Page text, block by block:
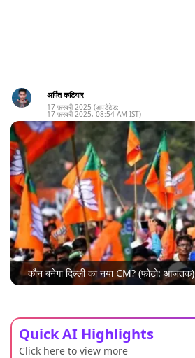
अर्पित कटियार
17 फ़रवरी 2025 (अपडेटेड:
17 फ़रवरी 2025, 08:54 AM IST)
कौन बनेगा दिल्ली का नया CM? (फोटो: आजतक)
Quick AI Highlights
Click here to view more